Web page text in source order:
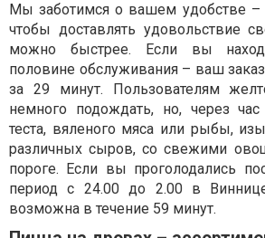
Мы заботимся о вашем удобстве –
чтобы доставлять удовольствие
можно быстрее. Если вы
половине обслуживания – ваш
за 29 минут. Пользователям
немного подождать, но, через
теста, вяленого мяса или рыбы,
различных сыров, со свежими
пороге. Если вы проголодались
период с 24.00 до 2.00 в
возможна в течение 59 минут.